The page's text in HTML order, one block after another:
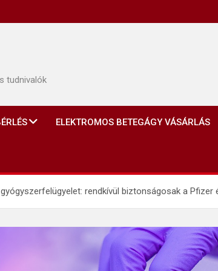
tudnivalók
ELEKTROMOS BETEGÁGY VÁSÁRLÁS
rendkívül biztonságosak a